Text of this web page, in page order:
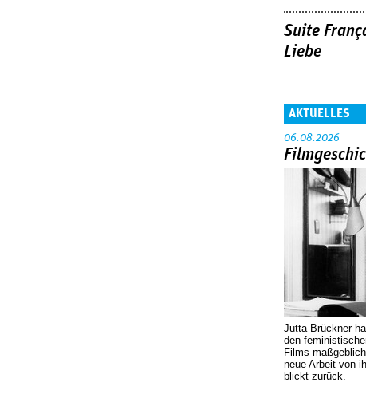
Suite
Liebe
AKTUELLES
06.08.2026
Jutta Brückner
den
Films
neue Arbeit von
blickt zurück.